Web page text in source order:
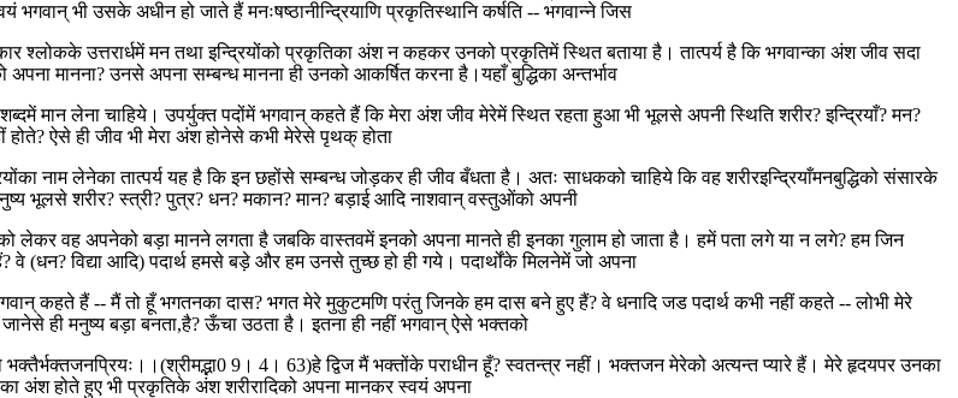
भी उसके अधीन हो जाते हैं मनःषष्ठानीन्द्रियाणि प्रकृतिस्थानि कर्षति -- भगवान्ने जिस
उत्तरार्धमें मन तथा इन्द्रियोंको प्रकृतिका अंश न कहकर उनको प्रकृतिमें स्थित बताया है। तात्पर्य है कि भगवान्का अंश जीव सदा
मानना? उनसे अपना सम्बन्ध मानना ही उनको आकर्षित करना है।यहाँ बुद्धिका अन्तर्भाव
मान लेना चाहिये। उपर्युक्त पदोंमें भगवान् कहते हैं कि मेरा अंश जीव मेरेमें स्थित रहता हुआ भी भूलसे अपनी स्थिति शरीर? इन्द्रियाँ? मन?
होते? ऐसे ही जीव भी मेरा अंश होनेसे कभी मेरेसे पृथक् होता
नाम लेनेका तात्पर्य यह है कि इन छहोंसे सम्बन्ध जोड़कर ही जीव बँधता है। अतः साधकको चाहिये कि वह शरीरइन्द्रियाँमनबुद्धिको संसारके
भूलसे शरीर? स्त्री? पुत्र? धन? मकान? मान? बड़ाई आदि नाशवान् वस्तुओंको अपनी
वह अपनेको बड़ा मानने लगता है जबकि वास्तवमें इनको अपना मानते ही इनका गुलाम हो जाता है। हमें पता लगे या न लगे? हम जिन
(धन? विद्या आदि) पदार्थ हमसे बड़े और हम उनसे तुच्छ हो ही गये। पदार्थोंके मिलनेमें जो अपना
कहते हैं -- मैं तो हूँ भगतनका दास? भगत मेरे मुकुटमणि परंतु जिनके हम दास बने हुए हैं? वे धनादि जड पदार्थ कभी नहीं कहते -- लोभी मेरे
ही मनुष्य बड़ा बनता,है? ऊँचा उठता है। इतना ही नहीं भगवान् ऐसे भक्तको
9। 4। 63)हे द्विज मैं भक्तोंके पराधीन हूँ? स्वतन्त्र नहीं। भक्तजन मेरेको अत्यन्त प्यारे हैं। मेरे हृदयपर उनका
अंश होते हुए भी प्रकृतिके अंश शरीरादिको अपना मानकर स्वयं अपना